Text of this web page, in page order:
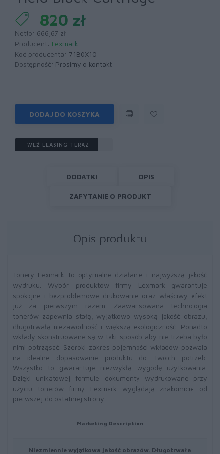
820 zł
Netto: 666,67 zł
Producent: Lexmark
Kod producenta: 71B0X10
Dostępność: Prosimy o kontakt
DODAJ DO KOSZYKA
WEŹ LEASING TERAZ
DODATKI OPIS
ZAPYTANIE O PRODUKT
Opis produktu
Tonery Lexmark to optymalne działanie i najwyższą jakość
wydruku. Wybór produktów firmy Lexmark gwarantuje
spokojne i bezproblemowe drukowanie oraz właściwy efekt
już za pierwszym razem. Zaawansowana technologia
tonerów zapewnia stałą, wyjątkowo wysoką jakość obrazu,
długotrwałą niezawodność i większą ekologiczność. Ponadto
wkłady skonstruowane są w taki sposób aby nie trzeba było
nimi potrząsać. Szeroki zakres pojemności wkładów pozwala
na idealne dopasowanie produktu do Twoich potrzeb.
Wszystko to gwarantuje niezwykłą wygodę użytkowania.
Dzięki unikatowej formule dokumenty wydrukowane przy
użyciu tonerów firmy Lexmark wyglądają znakomicie od
pierwszej do ostatniej strony.
Marketing Description
Niezmiennie wyjątkowa jakość obrazów. Długotrwała